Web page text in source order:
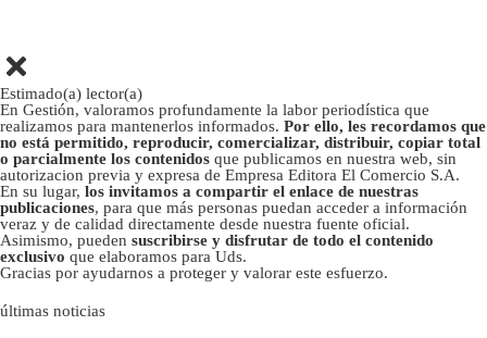
Estimado(a) lector(a)
En Gestión, valoramos profundamente la labor periodística que
realizamos para mantenerlos informados. Por ello, les recordamos que
no está permitido, reproducir, comercializar, distribuir, copiar total
o parcialmente los contenidos que publicamos en nuestra web, sin
autorizacion previa y expresa de Empresa Editora El Comercio S.A.
En su lugar, los invitamos a compartir el enlace de nuestras
publicaciones, para que más personas puedan acceder a información
veraz y de calidad directamente desde nuestra fuente oficial.
Asimismo, pueden suscribirse y disfrutar de todo el contenido
exclusivo que elaboramos para Uds.
Gracias por ayudarnos a proteger y valorar este esfuerzo.
últimas noticias